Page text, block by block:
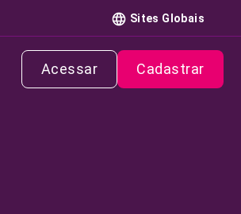
Sites Globais
Acessar Cadastrar